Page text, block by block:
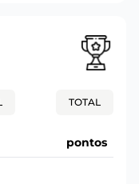
TOTAL
pontos